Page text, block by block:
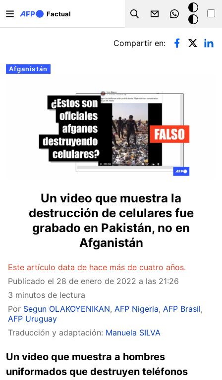
Factual
Search
Modo
oscuro
Solapas principales
Afganistán
Compartir en:
Un video que muestra la
destrucción de celulares fue
grabado en Pakistán, no en
Afganistán
Este artículo data de hace más de cuatro años.
Publicado el 28 de enero de 2022 a las 21:26
3 minutos de lectura
Por Segun OLAKOYENIKAN, AFP Nigeria, AFP Brasil,
AFP Uruguay
Traducción y adaptación: Manuela SILVA
Un video que muestra a hombres
uniformados que destruyen teléfonos